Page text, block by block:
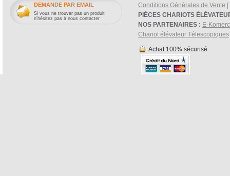
DEMANDE PAR EMAIL
Si vous ne trouver pas un produit
n'hésitez pas à nous contacter
Conditions Générales de Vente
PIÉCES CHARIOTS
NOS PARTENAIRES : E-
Chariot élévateur Télescopiques
Achat 100% sécurisé